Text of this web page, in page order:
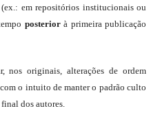
em repositórios institucionais ou
posteriorà primeira publicação
nos originais, alterações de ordem
o intuito de manter o padrão culto
dos autores.